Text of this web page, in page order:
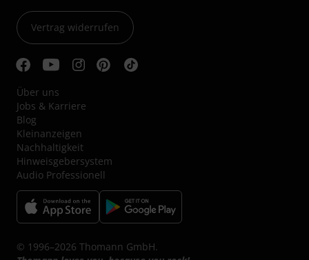
Vertrag widerrufen
Über uns
Jobs & Karriere
Blog
Kleinanzeigen
Nachhaltigkeit
Hinweisgebersystem
Audio Professionell
© 1996–2026 Thomann GmbH.